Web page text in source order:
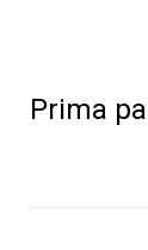
Prima